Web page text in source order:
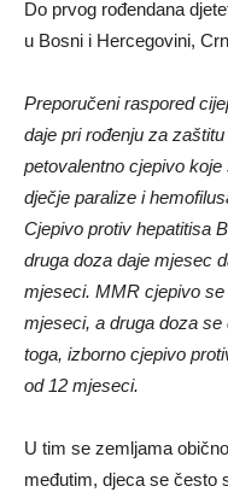
Do prvog rođendana
u Bosni i Hercegovini,
Preporučeni raspored
daje pri rođenju za
petovalentno cjepivo
dječje paralize i
Cjepivo protiv hepatitisa
druga doza daje mjesec
mjeseci. MMR cjepivo se
mjeseci, a druga doza
toga, izborno cjepivo
od 12 mjeseci.
U tim se zemljama
međutim, djeca se često